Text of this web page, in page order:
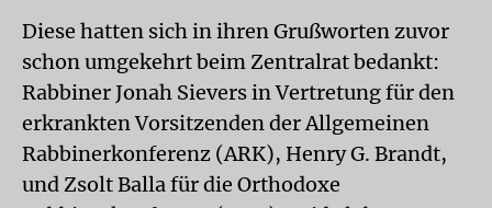
Diese hatten sich in ihren Grußworten zuvor
schon umgekehrt beim Zentralrat bedankt:
Rabbiner Jonah Sievers in Vertretung für den
erkrankten Vorsitzenden der Allgemeinen
Rabbinerkonferenz (ARK), Henry G. Brandt,
und Zsolt Balla für die Orthodoxe